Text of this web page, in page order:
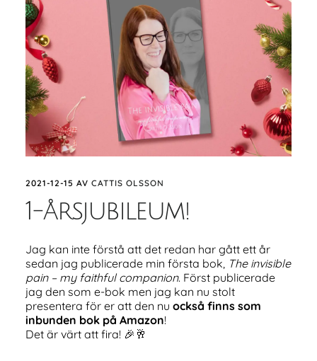
2021-12-15 AV CATTIS OLSSON
1-årsjubileum!
Jag kan inte förstå att det redan har gått ett år
sedan jag publicerade min första bok, The invisible
pain – my faithful companion. Först publicerade
jag den som e-bok men jag kan nu stolt
presentera för er att den nu också finns som
inbunden bok på Amazon!
Det är värt att fira! 🎉🥂